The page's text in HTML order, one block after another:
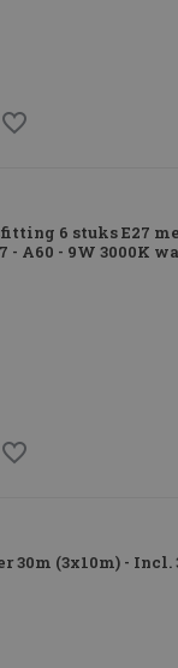
6 stuks E27
- A60 - 9W 3000K
(3x10m) - Incl.